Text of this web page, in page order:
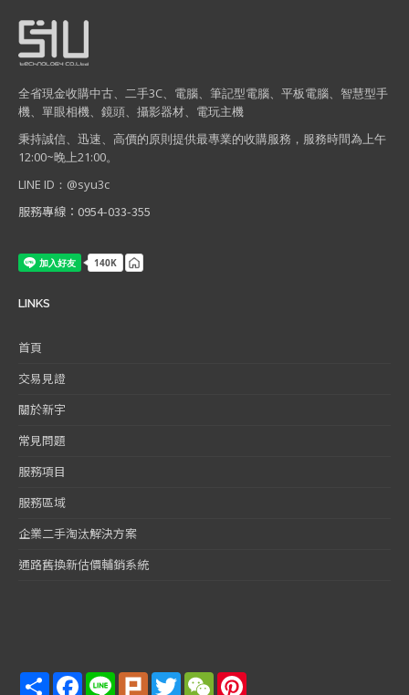
全省現金收購中古、二手3C、電腦、筆記型電腦、平板電腦、智慧型手
機、單眼相機、鏡頭、攝影器材、電玩主機
秉持誠信、迅速、高價的原則提供最專業的收購服務，服務時間為上午
12:00~晚上21:00。
LINE ID：@syu3c
服務專線：0954-033-355
LINKS
首頁
交易見證
關於新宇
常見問題
服務項目
服務區域
企業二手淘汰解決方案
通路舊換新估價輔銷系統
Share Facebook
Line Plurk TwitterWeChat